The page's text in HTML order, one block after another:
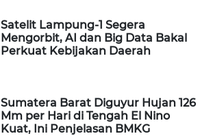
Satelit Lampung-1 Segera
Mengorbit, AI dan Big Data Bakal
Perkuat Kebijakan Daerah
Sumatera Barat Diguyur Hujan 126
Mm per Hari di Tengah El Nino
Kuat, Ini Penjelasan BMKG